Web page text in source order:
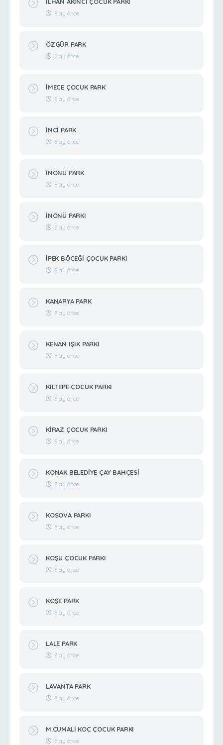
8 ay önce
ÖZGÜR PARK
8 ay önce
İMECE ÇOCUK PARK
8 ay önce
İNCİ PARK
8 ay önce
İNÖNÜ PARK
8 ay önce
İNÖNÜ PARKI
8 ay önce
İPEK BÖCEĞİ ÇOCUK PARKI
8 ay önce
KANARYA PARK
8 ay önce
KENAN IŞIK PARKI
8 ay önce
KİLTEPE ÇOCUK PARKI
8 ay önce
KİRAZ ÇOCUK PARKI
8 ay önce
KONAK BELEDİYE ÇAY BAHÇESİ
8 ay önce
KOSOVA PARKI
8 ay önce
KOŞU ÇOCUK PARKI
8 ay önce
KÖŞE PARK
8 ay önce
LALE PARK
8 ay önce
LAVANTA PARK
8 ay önce
M.CUMALİ KOÇ ÇOCUK PARKI
8 ay önce